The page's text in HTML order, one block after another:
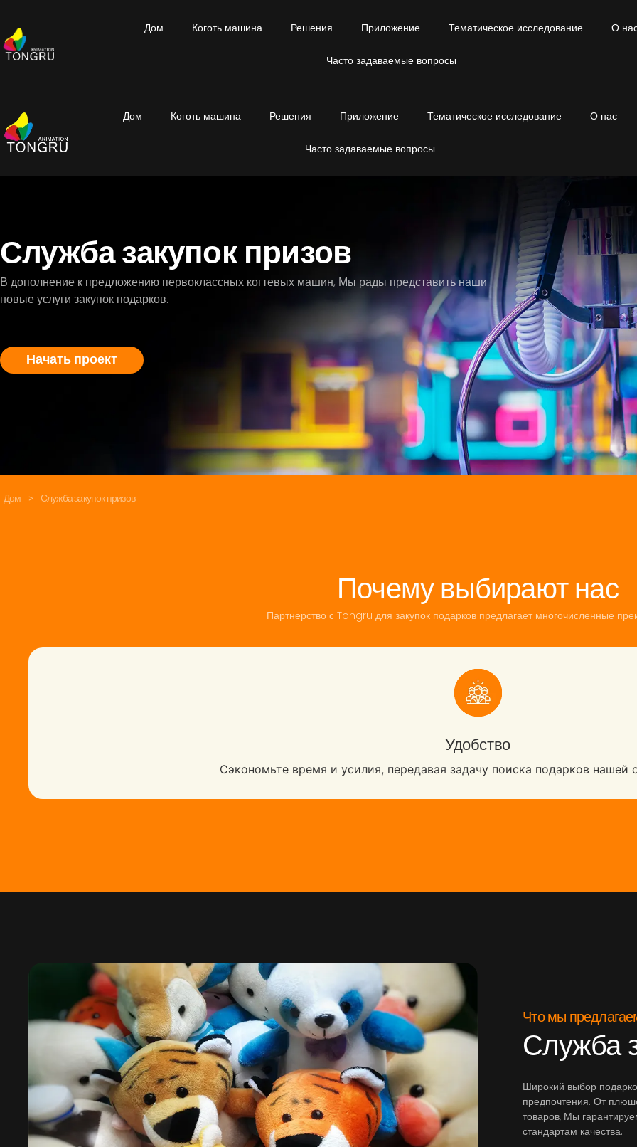
Дом Коготь машина Решения Приложение Тематическое исследование О
Часто задаваемые вопросы
Дом Коготь машина Решения Приложение Тематическое исследование О нас
Часто задаваемые вопросы
Служба закупок призов
В дополнение к предложению первоклассных когтевых машин, Мы рады представить наши
новые услуги закупок подарков.
Начать проект
Дом > Служба закупок призов
Почему выбирают нас
Партнерство с Tongru для закупок подарков предлагает многочисленные
Удобство
Сэкономьте время и усилия, передавая задачу поиска подарков нашей
Что мы
Служба
Широкий выбор
предпочтения. От
товаров, Мы
стандартам качества.